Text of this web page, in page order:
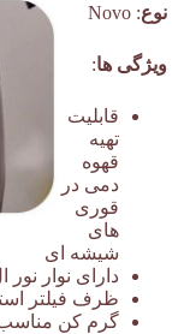
نوع: Novo
ویژگی ها:
قابلیت
تهیه
قهوه
دمی در
قوری
های
شیشه ای
دارای نوار
ظرف فیلتر
گرم کن